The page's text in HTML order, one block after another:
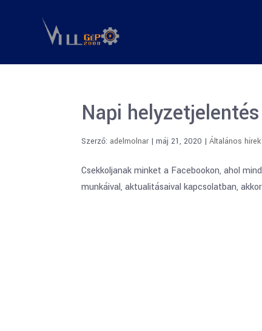
Napi
Szerző: adelmolnar |máj 21, 2020 |Általános hírek
Csekkoljanak minket a Facebookon, ahol
munkáival, aktualitásaival kapcsolatban,